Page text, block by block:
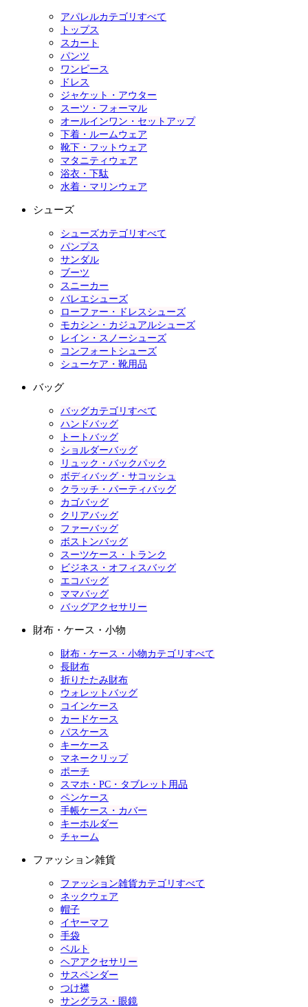
アパレルカテゴリすべて
トップス
スカート
パンツ
ワンピース
ドレス
ジャケット・アウター
スーツ・フォーマル
オールインワン・セットアップ
下着・ルームウェア
靴下・フットウェア
マタニティウェア
浴衣・下駄
水着・マリンウェア
シューズ
シューズカテゴリすべて
パンプス
サンダル
ブーツ
スニーカー
バレエシューズ
ローファー・ドレスシューズ
モカシン・カジュアルシューズ
レイン・スノーシューズ
コンフォートシューズ
シューケア・靴用品
バッグ
バッグカテゴリすべて
ハンドバッグ
トートバッグ
ショルダーバッグ
リュック・バックパック
ボディバッグ・サコッシュ
クラッチ・パーティバッグ
カゴバッグ
クリアバッグ
ファーバッグ
ボストンバッグ
スーツケース・トランク
ビジネス・オフィスバッグ
エコバッグ
ママバッグ
バッグアクセサリー
財布・ケース・小物
財布・ケース・小物カテゴリすべて
長財布
折りたたみ財布
ウォレットバッグ
コインケース
カードケース
パスケース
キーケース
マネークリップ
ポーチ
スマホ・PC・タブレット用品
ペンケース
手帳ケース・カバー
キーホルダー
チャーム
ファッション雑貨
ファッション雑貨カテゴリすべて
ネックウェア
帽子
イヤーマフ
手袋
ベルト
ヘアアクセサリー
サスペンダー
つけ襟
サングラス・眼鏡